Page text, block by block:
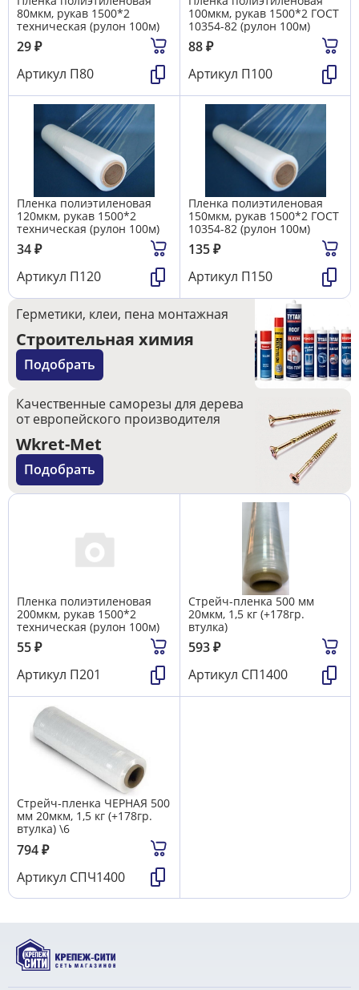
80мкм, рукав 1500*2
техническая (рулон 100м)
29₽
Артикул П80
100мкм, рукав 1500*2 ГОСТ
10354-82 (рулон 100м)
88₽
Артикул П100
Пленка полиэтиленовая
120мкм, рукав 1500*2
техническая (рулон 100м)
34₽
Артикул П120
Пленка полиэтиленовая
150мкм, рукав 1500*2 ГОСТ
10354-82 (рулон 100м)
135₽
Артикул П150
Герметики, клеи, пена монтажная
Строительная химия
Подобрать
Качественные саморезы для дерева
от европейского производителя
Wkret-Met
Подобрать
Пленка полиэтиленовая
200мкм, рукав 1500*2
техническая (рулон 100м)
55₽
Артикул П201
Стрейч-пленка 500 мм
20мкм, 1,5 кг (+178гр.
втулка)
593₽
Артикул СП1400
Стрейч-пленка ЧЕРНАЯ 500
мм 20мкм, 1,5 кг (+178гр.
втулка) \6
794₽
Артикул СПЧ1400